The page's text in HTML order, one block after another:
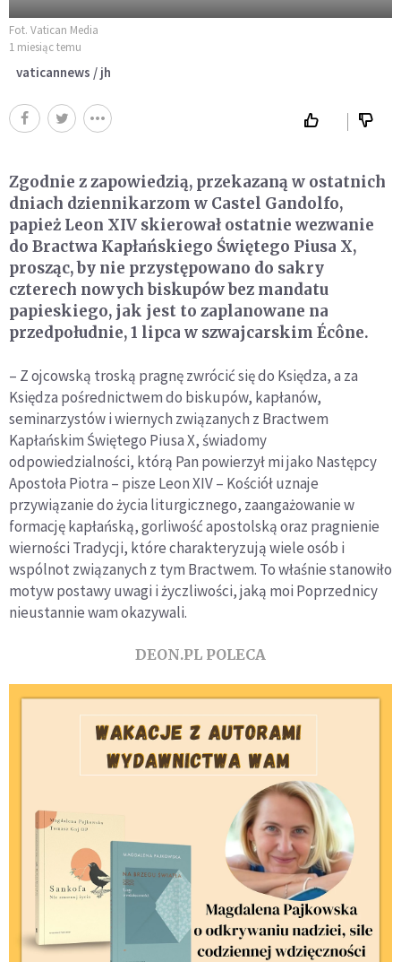
Fot. Vatican Media
1 miesiąc temu
vaticannews / jh
Zgodnie z zapowiedzią, przekazaną w ostatnich
dniach dziennikarzom w Castel Gandolfo,
papież Leon XIV skierował ostatnie wezwanie
do Bractwa Kapłańskiego Świętego Piusa X,
prosząc, by nie przystępowano do sakry
czterech nowych biskupów bez mandatu
papieskiego, jak jest to zaplanowane na
przedpołudnie, 1 lipca w szwajcarskim Écône.
– Z ojcowską troską pragnę zwrócić się do Księdza, a za
Księdza pośrednictwem do biskupów, kapłanów,
seminarzystów i wiernych związanych z Bractwem
Kapłańskim Świętego Piusa X, świadomy
odpowiedzialności, którą Pan powierzył mi jako Następcy
Apostoła Piotra – pisze Leon XIV – Kościół uznaje
przywiązanie do życia liturgicznego, zaangażowanie w
formację kapłańską, gorliwość apostolską oraz pragnienie
wierności Tradycji, które charakteryzują wiele osób i
wspólnot związanych z tym Bractwem. To właśnie stanowiło
motyw postawy uwagi i życzliwości, jaką moi Poprzednicy
nieustannie wam okazywali.
DEON.PL POLECA